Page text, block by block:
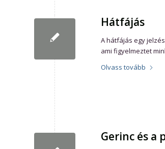
Hátfájás
A hátfájás egy
ami figyelmeztet
Olvass tovább
Gerinc és a